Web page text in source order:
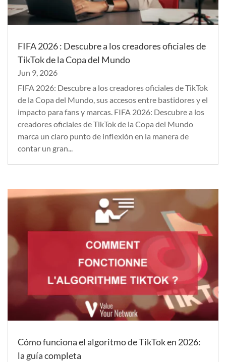
FIFA 2026 : Descubre a los creadores oficiales de
TikTok de la Copa del Mundo
Jun 9, 2026
FIFA 2026: Descubre a los creadores oficiales de TikTok
de la Copa del Mundo, sus accesos entre bastidores y el
impacto para fans y marcas. FIFA 2026: Descubre a los
creadores oficiales de TikTok de la Copa del Mundo
marca un claro punto de inflexión en la manera de
contar un gran...
Cómo funciona el algoritmo de TikTok en 2026:
la guía completa